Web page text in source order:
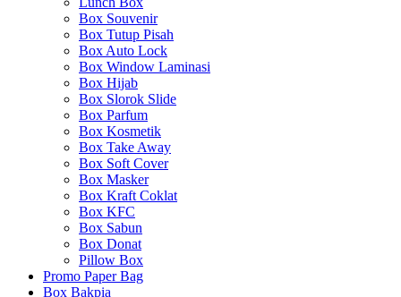
Box Souvenir
Box Tutup Pisah
Box Auto Lock
Box Window Laminasi
Box Hijab
Box Slorok Slide
Box Parfum
Box Kosmetik
Box Take Away
Box Soft Cover
Box Masker
Box Kraft Coklat
Box KFC
Box Sabun
Box Donat
Pillow Box
Promo Paper Bag
Box Bakpia